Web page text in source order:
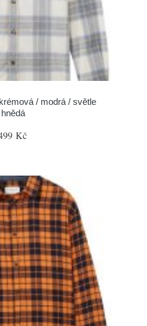
/ modrá / světle
hnědá
Kč